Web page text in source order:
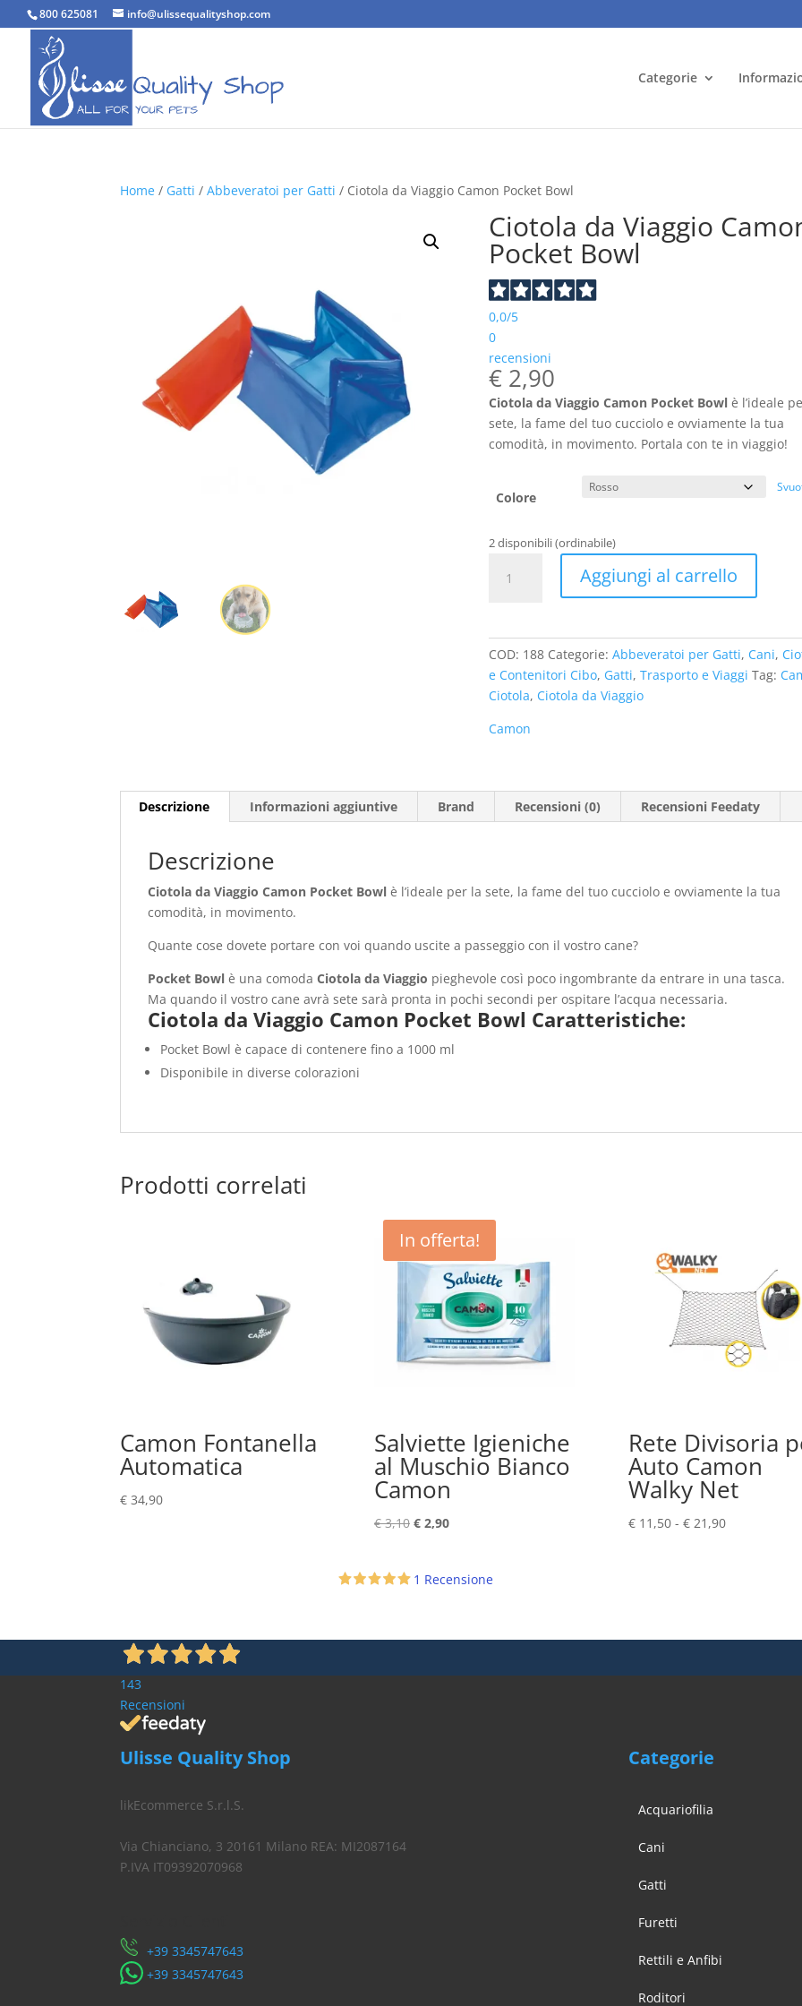
800 625081 info@ulissequalityshop.com
Categorie
Home / Gatti /Abbeveratoi per Gatti / Ciotola da Viaggio Camon Pocket Bowl
Ciotola da Viaggio
Pocket Bowl
0,0/5
0
recensioni
€ 2,90
Ciotola da Viaggio Camon Pocket Bowl è l’ideale
sete, la fame del tuo cucciolo e ovviamente la tua
comodità, in movimento. Portala con te in viaggio!
Colore
2 disponibili (ordinabile)
Aggiungi al carrello
COD: 188 Categorie:Abbeveratoi per Gatti, Cani,
e Contenitori Cibo, Gatti,Trasporto e Viaggi Tag:
Ciotola, Ciotola da Viaggio
Camon
Descrizione Informazioni aggiuntive Brand Recensioni (0) Recensioni Feedaty
Descrizione
Ciotola da Viaggio Camon Pocket Bowl è l’ideale per la sete, la fame del tuo cucciolo e ovviamente la tua
comodità, in movimento.
Quante cose dovete portare con voi quando uscite a passeggio con il vostro cane?
Pocket Bowl è una comodaCiotola da Viaggio pieghevole così poco ingombrante da entrare in una tasca.
Ma quando il vostro cane avrà sete sarà pronta in pochi secondi per ospitare l’acqua necessaria.
Ciotola da Viaggio Camon Pocket Bowl Caratteristiche:
Pocket Bowl è capace di contenere fino a 1000 ml
Disponibile in diverse colorazioni
Prodotti correlati
Camon Fontanella
Automatica
€ 34,90
In offerta!
Salviette Igieniche
al Muschio Bianco
Camon
€3,10 Il
era:
€2,90Il
è:
1 Recensione
Rete Divisoria
Auto Camon
Walky Net
€11,50 - €21,90Fascia
€ 21,90
143
Recensioni
Ulisse Quality Shop
likEcommerce S.r.l.S.
Via Chianciano, 3 20161 Milano REA: MI2087164
P.IVA IT09392070968
​+39 3345747643
​+39 3345747643
Categorie
Acquariofilia
Cani
Gatti
Furetti
Rettili e Anfibi
Roditori